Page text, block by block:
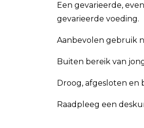
Een gevarieerde,
gevarieerde voeding.
Aanbevolen gebruik
Buiten bereik van
Droog, afgesloten en
Raadpleeg een